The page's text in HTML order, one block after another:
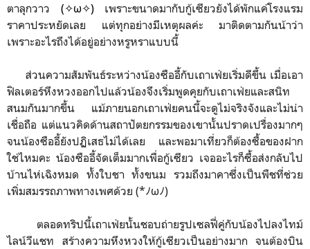
ตาลุกวาว (✧ω✧) เพราะขนาดมากับกู้เซียวยังได้พักแค่โรงแรม
ราคาประหยัดเลย แต่ทุกอย่างมีเหตุผลค่ะ มาติดตามกันน้าว่า
เพราะอะไรถึงได้อยู่อย่างหรูหราแบบนี้
ส่วนความสัมพันธ์ระหว่างน้องซืออี้กับเถาเฟ่ยเริ่มดีขึ้น เมื่อเอา
ฟิลเตอร์หึงหวงออกไปแล้วน้องจึงเริ่มพูดคุยกับเถาเฟ่ยและสนิท
สนมกันมากขึ้น แม้ภายนอกเถาเฟ่ยคนนี้จะดูไม่จริงจังและไม่น่า
เชื่อถือ แต่แนวคิดด้านสถาปัตยกรรมของเขานั้นปราดเปรื่องมากๆ
จนน้องซืออี้ยังปฏิเสธไม่ได้เลย และพอมาเที่ยวก็ต้องซื้อของฝาก
ใช่ไหมคะ น้องซืออี้จัดเต็มมากเพื่อกู้เซียว เจออะไรก็ซื้อส่งกลับไป
บ้านไห่เฉิงหมด ทั้งใบชา ทั้งขนม รวมถึงมาคาซึ่งเป็นพืชที่ช่วย
เพิ่มสมรรถภาพทางเพศด้วย (*ﾉωﾉ)
ตลอดทริปนี้เถาเฟ่ยนั้นชอบถ่ายรูปเซลฟี่คู่กับน้องไปลงไทม์
ไลน์วีแชท สร้างความหึงหวงให้กู้เซียวเป็นอย่างมาก จนต้องบิน